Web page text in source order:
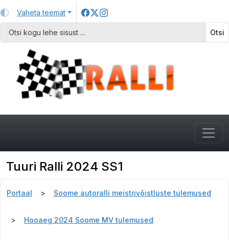
Vaheta teemat
Otsi
Tuuri Ralli 2024 SS1
Portaal Soome autoralli meistrivõistluste tulemused
Hooaeg 2024 Soome MV tulemused